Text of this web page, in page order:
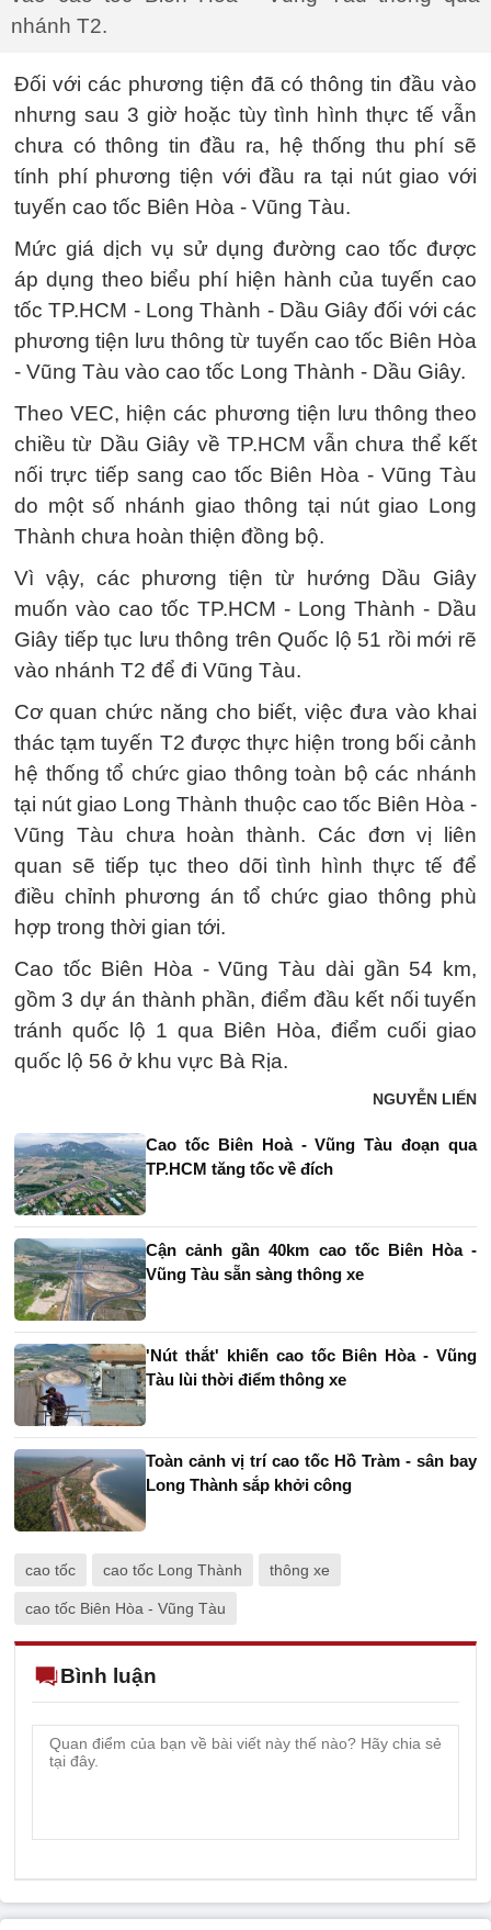
nhánh T2.
Đối với các phương tiện đã có thông tin đầu vào
nhưng sau 3 giờ hoặc tùy tình hình thực tế vẫn
chưa có thông tin đầu ra, hệ thống thu phí sẽ
tính phí phương tiện với đầu ra tại nút giao với
tuyến cao tốc Biên Hòa - Vũng Tàu.
Mức giá dịch vụ sử dụng đường cao tốc được
áp dụng theo biểu phí hiện hành của tuyến cao
tốc TP.HCM - Long Thành - Dầu Giây đối với các
phương tiện lưu thông từ tuyến cao tốc Biên Hòa
- Vũng Tàu vào cao tốc Long Thành - Dầu Giây.
Theo VEC, hiện các phương tiện lưu thông theo
chiều từ Dầu Giây về TP.HCM vẫn chưa thể kết
nối trực tiếp sang cao tốc Biên Hòa - Vũng Tàu
do một số nhánh giao thông tại nút giao Long
Thành chưa hoàn thiện đồng bộ.
Vì vậy, các phương tiện từ hướng Dầu Giây
muốn vào cao tốc TP.HCM - Long Thành - Dầu
Giây tiếp tục lưu thông trên Quốc lộ 51 rồi mới rẽ
vào nhánh T2 để đi Vũng Tàu.
Cơ quan chức năng cho biết, việc đưa vào khai
thác tạm tuyến T2 được thực hiện trong bối cảnh
hệ thống tổ chức giao thông toàn bộ các nhánh
tại nút giao Long Thành thuộc cao tốc Biên Hòa -
Vũng Tàu chưa hoàn thành. Các đơn vị liên
quan sẽ tiếp tục theo dõi tình hình thực tế để
điều chỉnh phương án tổ chức giao thông phù
hợp trong thời gian tới.
Cao tốc Biên Hòa - Vũng Tàu dài gần 54 km,
gồm 3 dự án thành phần, điểm đầu kết nối tuyến
tránh quốc lộ 1 qua Biên Hòa, điểm cuối giao
quốc lộ 56 ở khu vực Bà Rịa.
NGUYỄN LIẾN
Cao tốc Biên Hoà - Vũng Tàu đoạn qua
TP.HCM tăng tốc về đích
Cận cảnh gần 40km cao tốc Biên Hòa -
Vũng Tàu sẵn sàng thông xe
'Nút thắt' khiến cao tốc Biên Hòa - Vũng
Tàu lùi thời điểm thông xe
Toàn cảnh vị trí cao tốc Hồ Tràm - sân bay
Long Thành sắp khởi công
cao tốc cao tốc Long Thành thông xe
cao tốc Biên Hòa - Vũng Tàu
Bình luận